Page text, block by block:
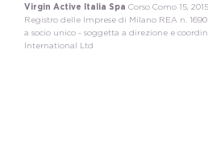
Virgin Active Italia Spa Corso Como 15,
Registro delle Imprese di Milano REA n.
a socio unico - soggetta a direzione e
International Ltd